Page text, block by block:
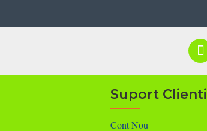
Suport Clienti
Cont Nou